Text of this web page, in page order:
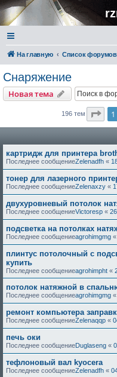
На главную Список форумов
Снаряжение
Новая тема
196 тем 1
картридж для принтера
Последнее сообщениеZelenadfh «
тонер для лазерного
Последнее сообщениеZelenaxzy «
двухуровневый потолок
Последнее сообщениеVictoresp «
подсветка на потолках
Последнее сообщениеagrohimgmg «
плинтус потолочный с
купить
Последнее сообщениеagrohimpht «
потолок натяжной в
Последнее сообщениеagrohimgmg «
ремонт компьютера
Последнее сообщениеZelenaqqp «
печь оки
Последнее сообщениеDuglaseng «
тефлоновый вал kyocera
Последнее сообщениеZelenadfh «